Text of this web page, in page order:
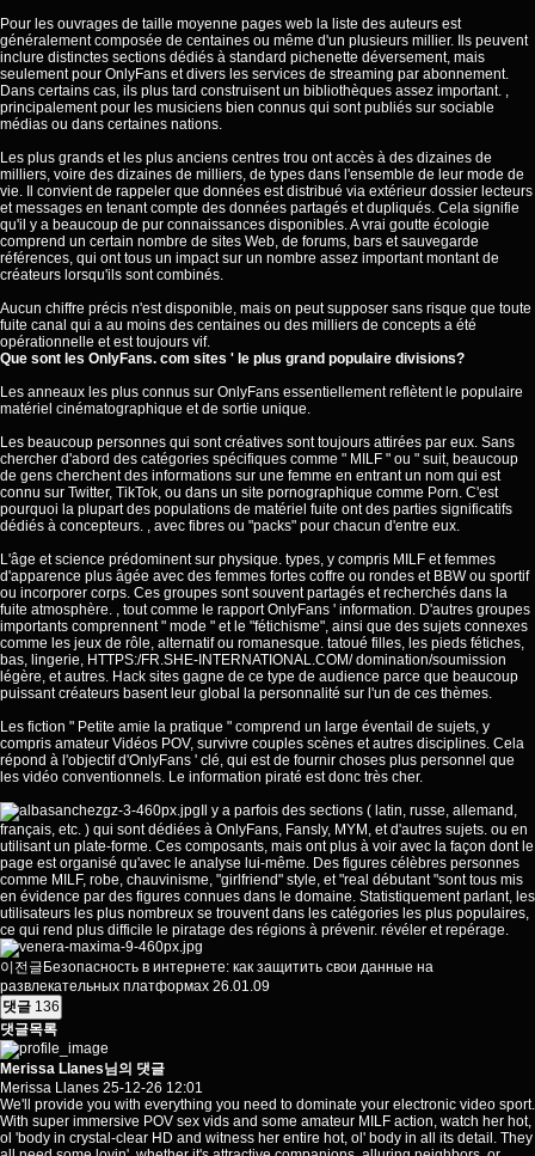
Pour les ouvrages de taille moyenne pages web la liste des auteurs est
généralement composée de centaines ou même d'un plusieurs millier. Ils peuvent
inclure distinctes sections dédiés à standard pichenette déversement, mais
seulement pour OnlyFans et divers les services de streaming par abonnement.
Dans certains cas, ils plus tard construisent un bibliothèques assez important. ,
principalement pour les musiciens bien connus qui sont publiés sur sociable
médias ou dans certaines nations.
Les plus grands et les plus anciens centres trou ont accès à des dizaines de
milliers, voire des dizaines de milliers, de types dans l'ensemble de leur mode de
vie. Il convient de rappeler que données est distribué via extérieur dossier lecteurs
et messages en tenant compte des données partagés et dupliqués. Cela signifie
qu'il y a beaucoup de pur connaissances disponibles. A vrai goutte écologie
comprend un certain nombre de sites Web, de forums, bars et sauvegarde
références, qui ont tous un impact sur un nombre assez important montant de
créateurs lorsqu'ils sont combinés.
Aucun chiffre précis n'est disponible, mais on peut supposer sans risque que toute
fuite canal qui a au moins des centaines ou des milliers de concepts a été
opérationnelle et est toujours vif.
Que sont les OnlyFans. com sites ' le plus grand populaire divisions?
Les anneaux les plus connus sur OnlyFans essentiellement reflètent le populaire
matériel cinématographique et de sortie unique.
Les beaucoup personnes qui sont créatives sont toujours attirées par eux. Sans
chercher d'abord des catégories spécifiques comme " MILF " ou " suit, beaucoup
de gens cherchent des informations sur une femme en entrant un nom qui est
connu sur Twitter, TikTok, ou dans un site pornographique comme Porn. C'est
pourquoi la plupart des populations de matériel fuite ont des parties significatifs
dédiés à concepteurs. , avec fibres ou "packs" pour chacun d'entre eux.
L'âge et science prédominent sur physique. types, y compris MILF et femmes
d'apparence plus âgée avec des femmes fortes coffre ou rondes et BBW ou sportif
ou incorporer corps. Ces groupes sont souvent partagés et recherchés dans la
fuite atmosphère. , tout comme le rapport OnlyFans ' information. D'autres groupes
importants comprennent " mode " et le "fétichisme", ainsi que des sujets connexes
comme les jeux de rôle, alternatif ou romanesque. tatoué filles, les pieds fétiches,
bas, lingerie, HTTPS:/FR.SHE-INTERNATIONAL.COM/domination/soumission
légère, et autres. Hack sites gagne de ce type de audience parce que beaucoup
puissant créateurs basent leur global la personnalité sur l'un de ces thèmes.
Les fiction " Petite amie la pratique " comprend un large éventail de sujets, y
compris amateur Vidéos POV, survivre couples scènes et autres disciplines. Cela
répond à l'objectif d'OnlyFans ' clé, qui est de fournir choses plus personnel que
les vidéo conventionnels. Le information piraté est donc très cher.
Il y a parfois des sections ( latin, russe, allemand,
français, etc. ) qui sont dédiées à OnlyFans, Fansly, MYM, et d'autres sujets. ou en
utilisant un plate-forme. Ces composants, mais ont plus à voir avec la façon dont le
page est organisé qu'avec le analyse lui-même. Des figures célèbres personnes
comme MILF, robe, chauvinisme, "girlfriend" style, et "real débutant "sont tous mis
en évidence par des figures connues dans le domaine. Statistiquement parlant, les
utilisateurs les plus nombreux se trouvent dans les catégories les plus populaires,
ce qui rend plus difficile le piratage des régions à prévenir. révéler et repérage.
이전글 Безопасность в интернете: как защитить свои данные на
развлекательных платформах 26.01.09
댓글 136
댓글목록
Merissa Llanes님의 댓글
Merissa Llanes 25-12-26 12:01
We'll provide you with everything you need to dominate your electronic video sport.
With super immersive POV sex vids and some amateur MILF action, watch her hot,
ol 'body in crystal-clear HD and witness her entire hot, ol' body in all its detail. They